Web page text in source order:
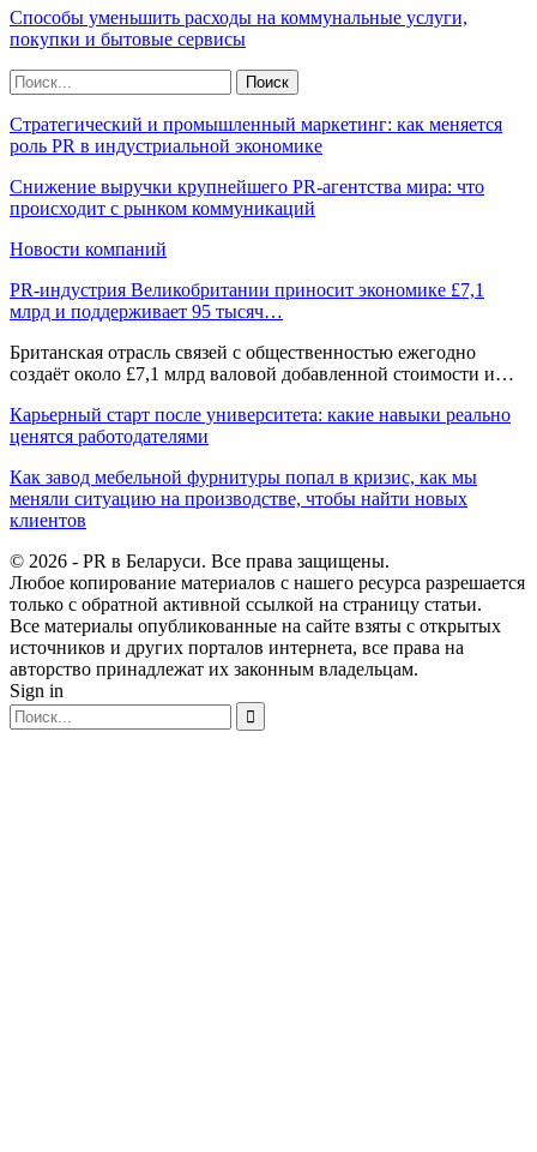
Способы уменьшить расходы на коммунальные услуги,
покупки и бытовые сервисы
Стратегический и промышленный маркетинг: как меняется
роль PR в индустриальной экономике
Снижение выручки крупнейшего PR-агентства мира: что
происходит с рынком коммуникаций
Новости компаний
PR-индустрия Великобритании приносит экономике £7,1
млрд и поддерживает 95 тысяч…
Британская отрасль связей с общественностью ежегодно
создаёт около £7,1 млрд валовой добавленной стоимости и…
Карьерный старт после университета: какие навыки реально
ценятся работодателями
Как завод мебельной фурнитуры попал в кризис, как мы
меняли ситуацию на производстве, чтобы найти новых
клиентов
© 2026 - PR в Беларуси. Все права защищены.
Любое копирование материалов с нашего ресурса разрешается
только с обратной активной ссылкой на страницу статьи.
Все материалы опубликованные на сайте взяты с открытых
источников и других порталов интернета, все права на
авторство принадлежат их законным владельцам.
Sign in